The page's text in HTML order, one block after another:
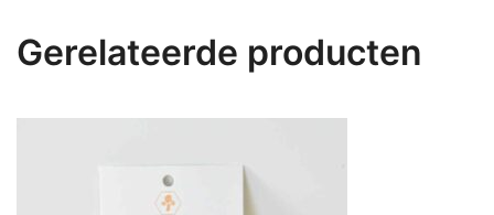
Gerelateerde producten